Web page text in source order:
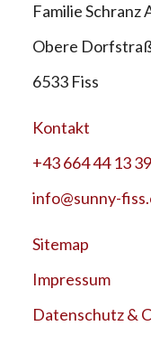
Familie Schranz
Obere
6533 Fiss
Kontakt
+43 664 44 13
info@sunny-
Sitemap
Impressum
Datenschutz &